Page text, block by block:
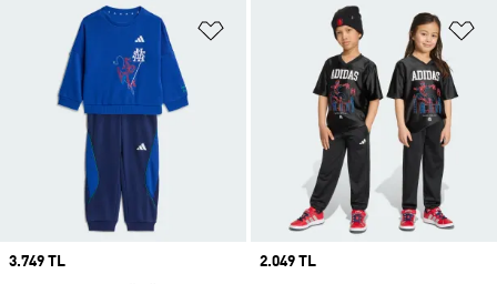
Favori Listesine Ekle
Price
3.749 TL
Price
2.049 TL